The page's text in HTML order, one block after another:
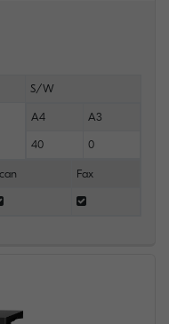
S/W
A4 A3
40 0
Fax